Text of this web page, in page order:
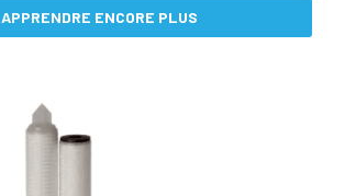
APPRENDRE ENCORE PLUS